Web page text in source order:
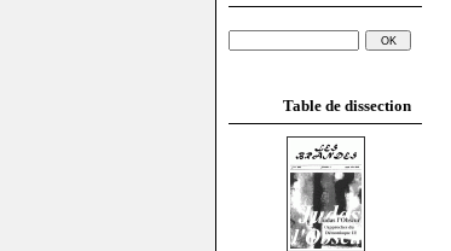
Table de dissection